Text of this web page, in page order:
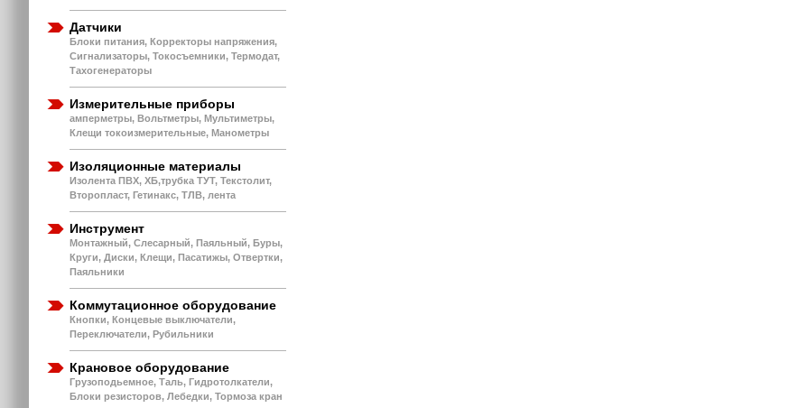
Датчики
Блоки питания, Корректоры напряжения,
Сигнализаторы, Токосъемники, Термодат,
Тахогенераторы
Измерительные приборы
амперметры, Вольтметры, Мультиметры,
Клещи токоизмерительные, Манометры
Изоляционные материалы
Изолента ПВХ, ХБ,трубка ТУТ, Текстолит,
Второпласт, Гетинакс, ТЛВ, лента
Инструмент
Монтажный, Слесарный, Паяльный, Буры,
Круги, Диски, Клещи, Пасатижы, Отвертки,
Паяльники
Коммутационное оборудование
Кнопки, Концевые выключатели,
Переключатели, Рубильники
Крановое оборудование
Грузоподьемное, Таль, Гидротолкатели,
Блоки резисторов, Лебедки, Тормоза кран